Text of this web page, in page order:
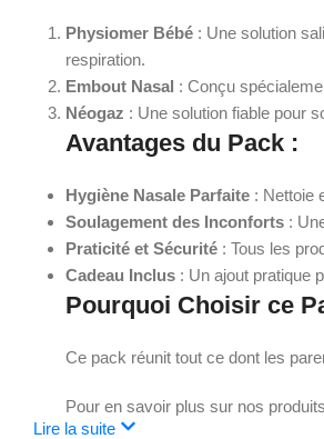
Physiomer Bébé : Une solution
respiration.
Embout Nasal : Conçu
Néogaz : Une solution fiable pour
Avantages du Pack :
Hygiène Nasale Parfaite : Nettoie
Soulagement des Inconforts :
Praticité et Sécurité : Tous les
Cadeau Inclus : Un ajout pratique
Pourquoi Choisir ce
Ce pack réunit tout ce dont les
Pour en savoir plus sur nos
Lire la suite